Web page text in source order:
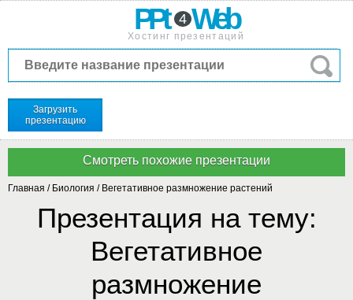
PPt 4 Web
Хостинг презентаций
Загрузить
презентацию
Главная / Биология / Вегетативное размножение растений
Презентация на тему:
Вегетативное
размножение